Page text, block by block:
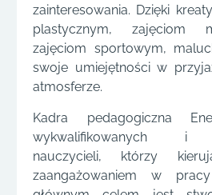
zainteresowania. Dzięki
plastycznym, zajęciom
zajęciom sportowym,
swoje umiejętności w
atmosferze.
Kadra pedagogiczna
wykwalifikowanych i
nauczycieli, którzy
zaangażowaniem w